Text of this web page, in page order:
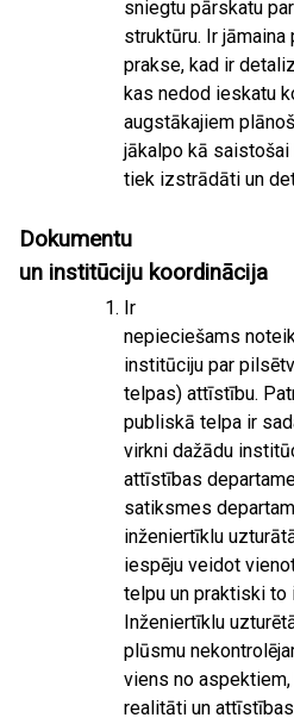
sniegtu pārskatu
struktūru. Ir jāmaina
prakse, kad ir
kas nedod ieskatu
augstākajiem
jākalpo kā
tiek izstrādāti un
Dokumentu
un institūciju koordinācija
Ir
nepieciešams
institūciju par
telpas) attīstību.
publiskā telpa ir
virkni dažādu
attīstības
satiksmes
inženiertīklu
iespēju veidot
telpu un praktiski to
Inženiertīklu
plūsmu
viens no
realitāti un